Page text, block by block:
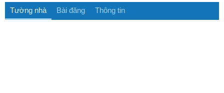
Tường nhà Bài đăng Thông tin